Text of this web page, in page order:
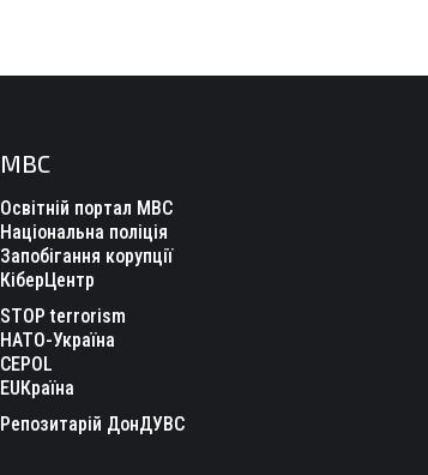
МВС
Освітній портал МВС
Національна поліція
Запобігання корупції
КіберЦентр
STOP terrorism
НАТО-Україна
CEPOL
EUКраїна
Репозитарій ДонДУВС